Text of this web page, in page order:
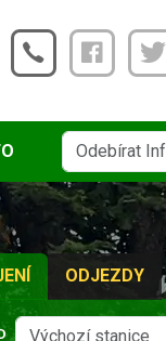
ODJEZDY